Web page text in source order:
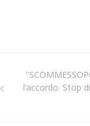
l'accordo. Stop